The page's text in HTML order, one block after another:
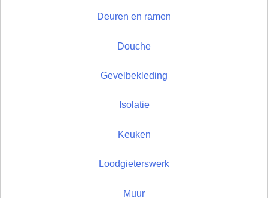
Deuren en ramen
Douche
Gevelbekleding
Isolatie
Keuken
Loodgieterswerk
Muur